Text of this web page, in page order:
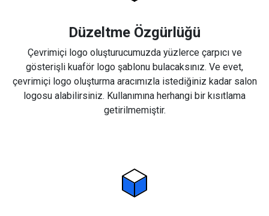
Düzeltme Özgürlüğü
Çevrimiçi logo oluşturucumuzda yüzlerce çarpıcı ve
gösterişli kuaför logo şablonu bulacaksınız. Ve evet,
çevrimiçi logo oluşturma aracımızla istediğiniz kadar salon
logosu alabilirsiniz. Kullanımına herhangi bir kısıtlama
getirilmemiştir.